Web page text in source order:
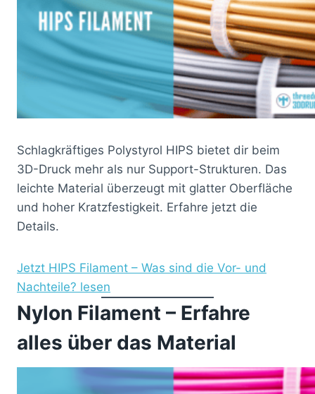
Schlagkräftiges Polystyrol HIPS bietet dir beim
3D-Druck mehr als nur Support-Strukturen. Das
leichte Material überzeugt mit glatter Oberfläche
und hoher Kratzfestigkeit. Erfahre jetzt die
Details.
Jetzt HIPS Filament – Was sind die Vor- und
Nachteile? lesen
Nylon Filament – Erfahre
alles über das Material